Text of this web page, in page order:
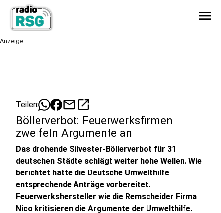
menu
Anzeige
Teilen: mailopen_in_new
Böllerverbot: Feuerwerksfirmen
zweifeln Argumente an
Das drohende Silvester-Böllerverbot für 31
deutschen Städte schlägt weiter hohe Wellen. Wie
berichtet hatte die Deutsche Umwelthilfe
entsprechende Anträge vorbereitet.
Feuerwerkshersteller wie die Remscheider Firma
Nico kritisieren die Argumente der Umwelthilfe.